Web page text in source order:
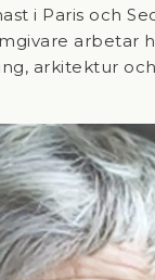
i Paris och
arbetar
arkitektur